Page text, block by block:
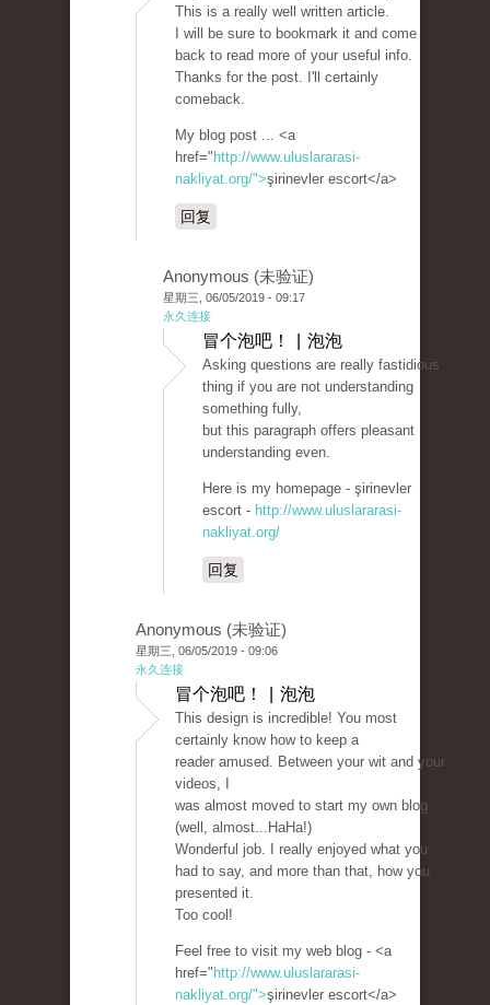
This is a really well written article.
I will be sure to bookmark it and come
back to read more of your useful info.
Thanks for the post. I'll certainly
comeback.
My blog post ... <a
href=" http://www.uluslararasi-
nakliyat.org/">şirinevler escort</a>
回复
Anonymous (未验证)
星期三, 06/05/2019 - 09:17
永久连接
冒个泡吧！ | 泡泡
Asking questions are really fastidious
thing if you are not understanding
something fully,
but this paragraph offers pleasant
understanding even.
Here is my homepage - şirinevler
escort - http://www.uluslararasi-
nakliyat.org/
回复
Anonymous (未验证)
星期三, 06/05/2019 - 09:06
永久连接
冒个泡吧！ | 泡泡
This design is incredible! You most
certainly know how to keep a
reader amused. Between your wit and your
videos, I
was almost moved to start my own blog
(well, almost...HaHa!)
Wonderful job. I really enjoyed what you
had to say, and more than that, how you
presented it.
Too cool!
Feel free to visit my web blog - <a
href=" http://www.uluslararasi-
nakliyat.org/">şirinevler escort</a>